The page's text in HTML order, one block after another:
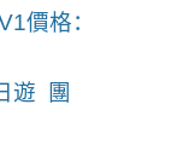
價格：
遊
團